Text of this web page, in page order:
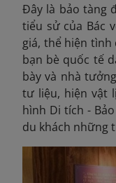
Đây là bảo tàng
tiểu sử của Bác
giá, thể hiện tình
bạn bè quốc tế
bày và nhà
tư liệu, hiện vật
hình Di tích -
du khách những